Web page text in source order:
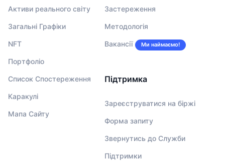
Активи реального світу
Загальні Графіки
NFT
Портфоліо
Список Спостереження
Каракулі
Мапа Сайту
Застереження
Методологія
Вакансії Ми наймаємо!
Підтримка
Зареєструватися на біржі
Форма запиту
Звернутись до Служби
Підтримки